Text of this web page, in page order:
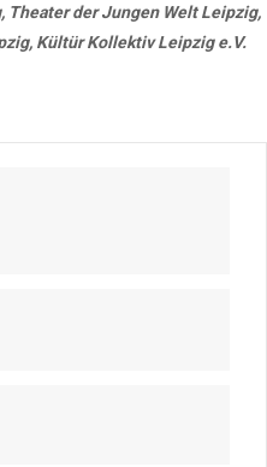
Theater der Jungen Welt Leipzig,
Kültür Kollektiv Leipzig e.V.